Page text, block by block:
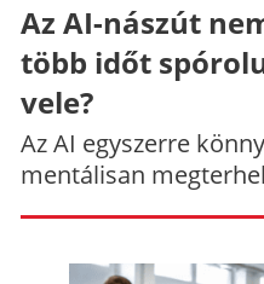
Az AI-nászút
több időt
vele?
Az AI egyszerre
mentálisan